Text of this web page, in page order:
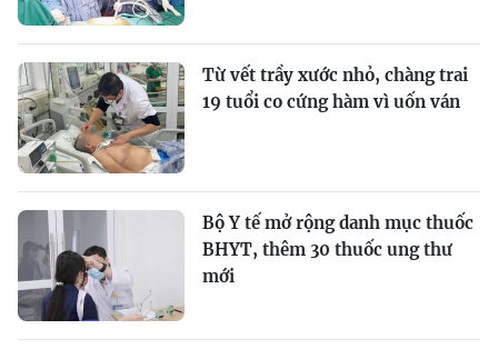
Từ vết trầy xước nhỏ, chàng trai
19 tuổi co cứng hàm vì uốn ván
Bộ Y tế mở rộng danh mục thuốc
BHYT, thêm 30 thuốc ung thư
mới